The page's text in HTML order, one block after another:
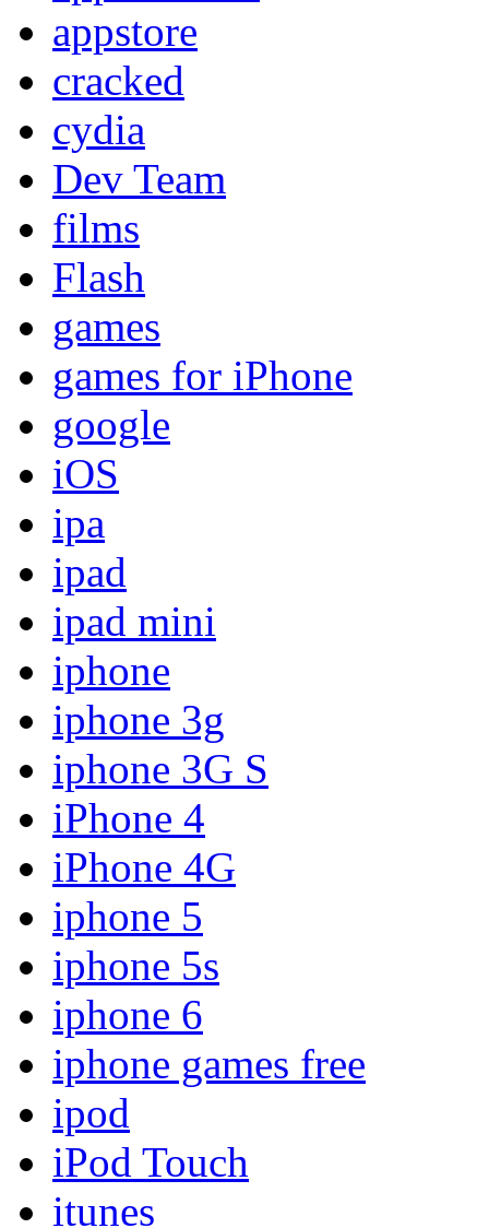
appstore
cracked
cydia
Dev Team
films
Flash
games
games for iPhone
google
iOS
ipa
ipad
ipad mini
iphone
iphone 3g
iphone 3G S
iPhone 4
iPhone 4G
iphone 5
iphone 5s
iphone 6
iphone games free
ipod
iPod Touch
itunes